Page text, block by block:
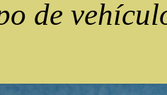
de